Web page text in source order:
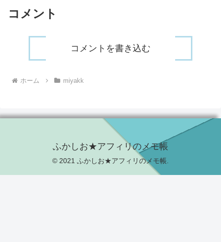
コメント
コメントを書き込む
ホーム miyakk
ふかしお★アフィリのメモ帳
© 2021 ふかしお★アフィリのメモ帳.